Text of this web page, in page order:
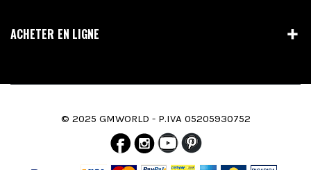
ACHETER EN LIGNE
© 2025 GMWORLD - P.IVA 05205930752